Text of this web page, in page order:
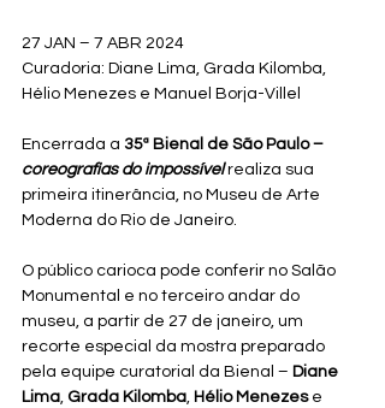
27 JAN – 7 ABR 2024
Curadoria: Diane Lima, Grada Kilomba,
Hélio Menezes e Manuel Borja-Villel
Encerrada a 35ª Bienal de São Paulo –
coreografias do impossível realiza sua
primeira itinerância, no Museu de Arte
Moderna do Rio de Janeiro.
O público carioca pode conferir no Salão
Monumental e no terceiro andar do
museu, a partir de 27 de janeiro, um
recorte especial da mostra preparado
pela equipe curatorial da Bienal – Diane
Lima, Grada Kilomba, Hélio Menezes e